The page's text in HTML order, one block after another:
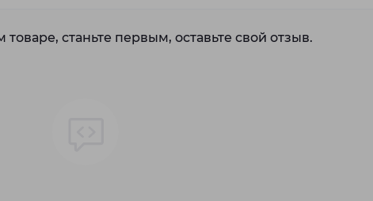
станьте первым, оставьте свой отзыв.